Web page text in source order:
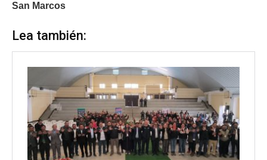
San Marcos
Lea también: